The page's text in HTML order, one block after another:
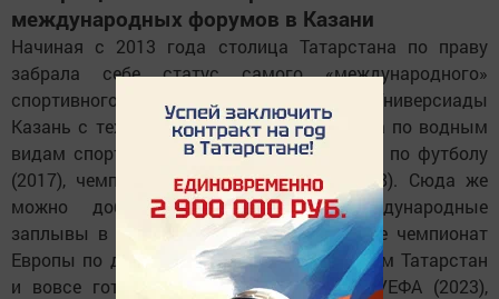
международных форумов в Казани
Начиная с 2013 года столица Татарстана по праву
забрала себе статус самого «международного»
спортивного города в России. Помимо Универсиады
Казань с тех пор приняла чемпионат мира по водным
видам спорта (2015), Кубок Конфедераций по футболу
(2017), чемпионат мира по футболу (2018). Сюда же
можно добавить и ежегодные международные
заплывы в водных видах спорта, а также чемпионат
Европы по дзюдо (2016). А прошлым летом Татарстан
и вовсе готовился принять Суперкубок УЕФА (2023),